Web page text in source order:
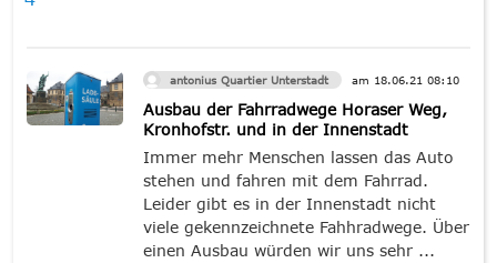
antonius Quartier Unterstadt am 18.06.21 08:10
Ausbau der Fahrradwege Horaser Weg,
Kronhofstr. und in der Innenstadt
Immer mehr Menschen lassen das Auto
stehen und fahren mit dem Fahrrad.
Leider gibt es in der Innenstadt nicht
viele gekennzeichnete Fahhradwege. Über
einen Ausbau würden wir uns sehr ...